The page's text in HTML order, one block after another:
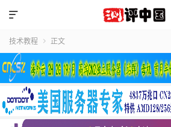

技术教程  正文